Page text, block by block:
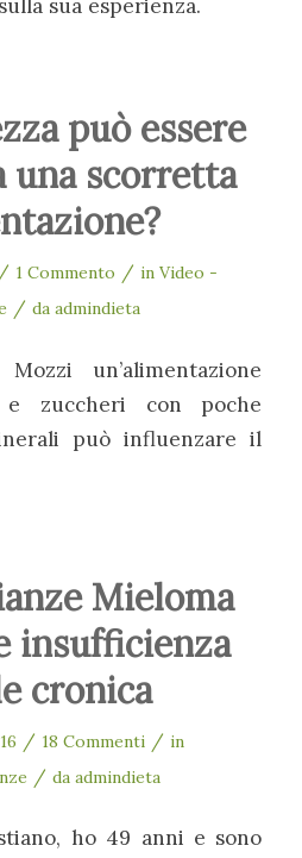
sua esperienza.
può essere
una scorretta
/ 1 Commento / inVideo -
/ daadmindieta
un’alimentazione
zuccheri con poche
può influenzare il
Mieloma
insufficienza
cronica
/ 18 Commenti / in
/ da admindieta
ho 49 anni e sono